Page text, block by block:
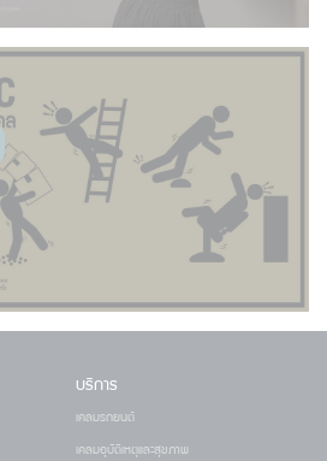
บริการ
เคลมรถยนต์
เคลมอุบัติเหตุและสุขภาพ